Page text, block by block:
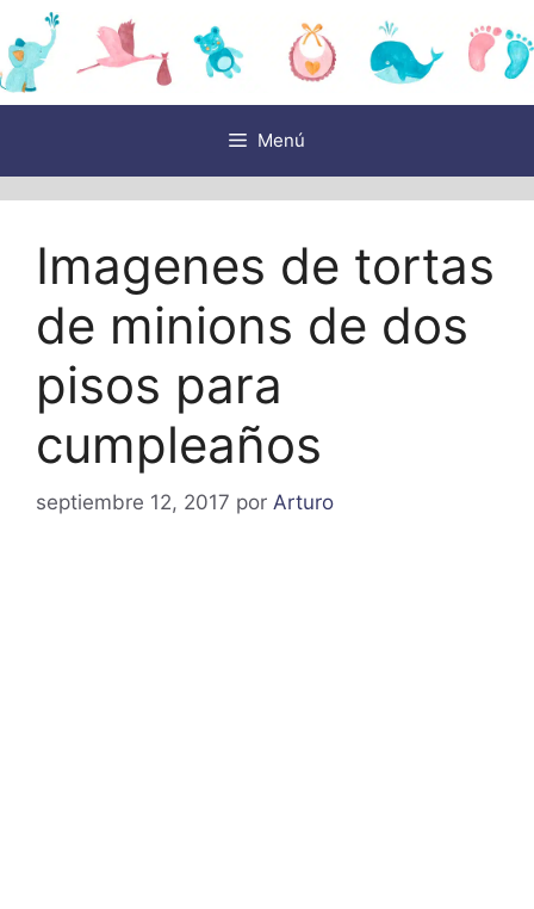
Saltar
al
contenido
Menú
Imagenes de tortas
de minions de dos
pisos para
cumpleaños
septiembre 12, 2017 por Arturo